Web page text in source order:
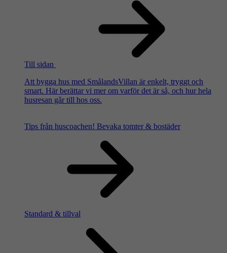
Till sidan
Att bygga hus med SmålandsVillan är enkelt, tryggt och
smart. Här berättar vi mer om varför det är så, och hur hela
husresan går till hos oss.
Tips från huscoachen! Bevaka tomter & bostäder
Standard & tillval